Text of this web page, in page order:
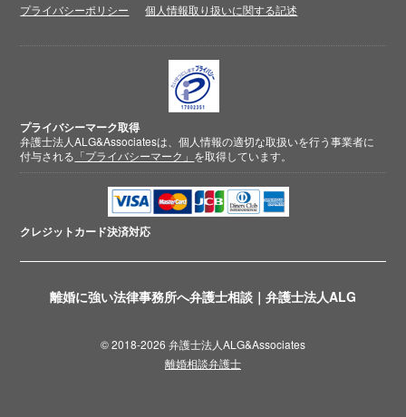
離婚に強い法律事務所へ弁護士相談｜弁護士法人ALG
プライバシーポリシー 個人情報取り扱いに関する記述
プライバシーマーク取得
弁護士法人ALG&Associatesは、個人情報の適切な取扱いを行う事業者に
付与される 「プライバシーマーク」 を取得しています。
クレジットカード決済対応
© 2018-2026 弁護士法人ALG&Associates
離婚相談弁護士